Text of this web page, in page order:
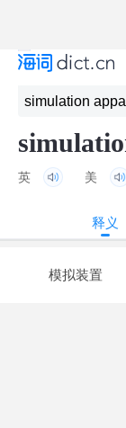
英 美
释义
模拟装置